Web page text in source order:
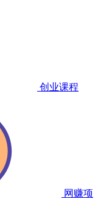
创业课程
网赚项